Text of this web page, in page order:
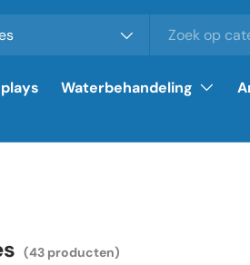
Waterbehandeling
(43 producten)